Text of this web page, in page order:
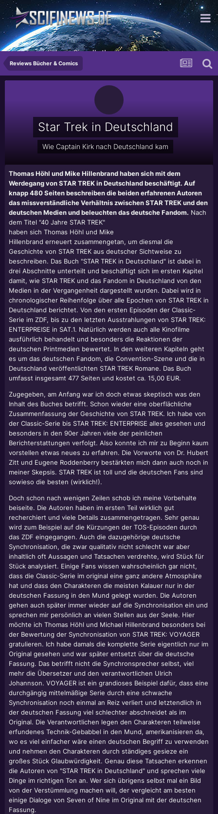
...so beweglich wie Sie selbst!
Reviews Bücher & Comics
Star Trek in Deutschland
Wie Captain Kirk nach Deutschland kam
Thomas Höhl und Mike Hillenbrand haben sich mit dem
Werdegang von STAR TREK in Deutschland beschäftigt. Auf
knapp 480 Seiten beschreiben die beiden erfahrenen Autoren
das missverständliche Verhältnis zwischen STAR TREK und den
deutschen Medien und beleuchten das deutsche Fandom. Nach
dem Titel "40 Jahre STAR TREK"
haben sich Thomas Höhl und Mike
Hillenbrand erneuert zusammengetan, um diesmal die
Geschichte von STAR TREK aus deutscher Sichtweise zu
beschreiben. Das Buch "STAR TREK in Deutschland" ist dabei in
drei Abschnitte unterteilt und beschäftigt sich im ersten Kapitel
damit, wie STAR TREK und das Fandom in Deutschland von den
Medien in der Vergangenheit dargestellt wurden. Dabei wird in
chronologischer Reihenfolge über alle Epochen von STAR TREK in
Deutschland berichtet. Von den ersten Episoden der Classic-
Serie im ZDF, bis zu den letzten Ausstrahlungen von STAR TREK:
ENTERPREISE in SAT.1. Natürlich werden auch alle Kinofilme
ausführlich behandelt und besonders die Reaktionen der
deutschen Printmedien bewertet. In den weiteren Kapiteln geht
es um das deutschen Fandom, die Convention-Szene und die in
Deutschland veröffentlichten STAR TREK Romane. Das Buch
umfasst insgesamt 477 Seiten und kostet ca. 15,00 EUR.
Zugegeben, am Anfang war ich doch etwas skeptisch was den
Inhalt des Buches betrifft. Schon wieder eine oberflächliche
Zusammenfassung der Geschichte von STAR TREK. Ich habe von
der Classic-Serie bis STAR TREK: ENTERPRISE alles gesehen und
besonders in den 90er Jahren viele der peinlichen
Berichterstattungen verfolgt. Also konnte ich mir zu Beginn kaum
vorstellen etwas neues zu erfahren. Die Vorworte von Dr. Hubert
Zitt und Eugene Roddenberry bestärkten mich dann auch noch in
meiner Skepsis. STAR TREK ist toll und die deutschen Fans sind
sowieso die besten (wirklich!).
Doch schon nach wenigen Zeilen schob ich meine Vorbehalte
beiseite. Die Autoren haben im ersten Teil wirklich gut
recherchiert und viele Details zusammengetragen. Sehr genau
wird zum Beispiel auf die Kürzungen der TOS-Episoden durch
das ZDF eingegangen. Auch die dazugehörige deutsche
Synchronisation, die zwar qualitativ nicht schlecht war aber
inhaltlich oft Aussagen und Tatsachen verdrehte, wird Stück für
Stück analysiert. Einige Fans wissen wahrscheinlich gar nicht,
dass die Classic-Serie im original eine ganz andere Atmosphäre
hat und dass den Charakteren die meisten Kalauer nur in der
deutschen Fassung in den Mund gelegt wurden. Die Autoren
gehen auch später immer wieder auf die Synchronisation ein und
sprechen mir persönlich an vielen Stellen aus der Seele. Hier
möchte ich Thomas Höhl und Michael Hillenbrand besonders bei
der Bewertung der Synchronisation von STAR TREK: VOYAGER
gratulieren. Ich habe damals die komplette Serie eigentlich nur im
Original gesehen und war später entsetzt über die deutsche
Fassung. Das betrifft nicht die Synchronsprecher selbst, viel
mehr die Übersetzer und den verantwortlichen Ulrich
Johannson. VOYAGER ist ein grandioses Beispiel dafür, dass eine
durchgängig mittelmäßige Serie durch eine schwache
Synchronisation noch einmal an Reiz verliert und letztendlich in
der deutschen Fassung viel schlechter abschneidet als im
Original. Die Verantwortlichen legen den Charakteren teilweise
erfundenes Technik-Gebabbel in den Mund, amerikanisieren da,
wo es viel einfacher wäre einen deutschen Begriff zu verwenden
und nehmen den Charakteren durch ständiges gesieze ein
großes Stück Glaubwürdigkeit. Genau diese Tatsachen erkennen
die Autoren von "STAR TREK in Deutschland" und sprechen viele
Dinge im richtigen Ton an. Wer sich übrigens selbst mal ein Bild
von der Verstümmlung machen will, der vergleicht am besten
einige Dialoge von Seven of Nine im Original mit der deutschen
Fassung.